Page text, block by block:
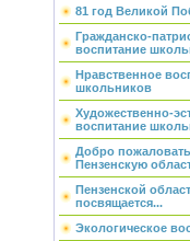
81 год Великой
Гражданско-
воспитание
Нравственное
школьников
Художественно-
воспитание
Добро
Пензенскую
Пензенской
посвящается...
Экологическое